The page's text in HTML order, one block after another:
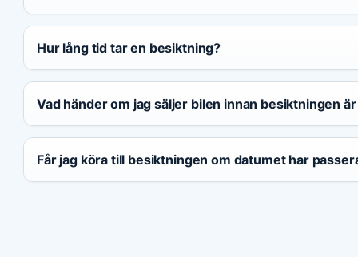
Hur lång tid tar en besiktning?
Vad händer om jag säljer bilen innan besiktningen
Får jag köra till besiktningen om datumet har